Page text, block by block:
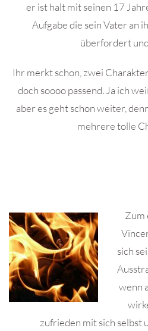
er ist halt mit seinen 17
Aufgabe die sein Vater an
überfordert
Ihr merkt schon, zwei
doch soooo passend. Ja ich
aber es geht schon weiter,
mehrere tolle
Zum
sich
wenn
zufrieden mit sich selbst